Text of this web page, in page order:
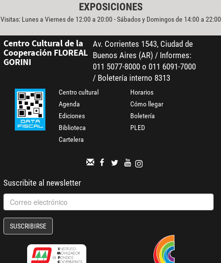
EXPOSICIONES
Visitas: Lunes a Viernes de 12:00 a 20:00 - Sábados y Domingos de 14:00 a 22:00
Centro Cultural de la
Cooperación FLOREAL
GORINI
Av. Corrientes 1543, Ciudad de
Buenos Aires (AR) / Informes:
011 5077-8000 o 011 6091-7000
/ Boletería interno 8313
Centro cultural
Agenda
Ediciones
Biblioteca
Cartelera
Horarios
Cómo llegar
Boletería
PLED
Suscribite al newsletter
SUSCRIBIRSE